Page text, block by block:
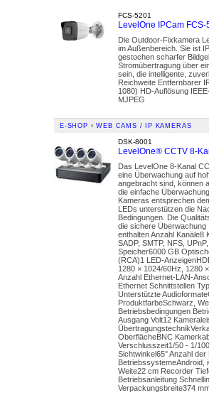
FCS-5201
LevelOne IPCam
Die Outdoor-Fixkamera
im Außenbereich. Sie ist
gestochen scharfer
Stromübertragung über
sein, die intelligente,
Reichweite Entfernbarer
1080) HD-Auflösung
MJPEG
E-SHOP › WEB CAMS / IP KAMERAS
DSK-8001
LevelOne® CCTV 8-
Das LevelOne 8-Kanal
eine Überwachung auf
angebracht sind, können
die einfache
Kameras entsprechen
LEDs unterstützen die
Bedingungen. Die
die sichere
enthalten Anzahl Kanäle8
SADP, SMTP, NFS,
Speicher6000 GB
(RCA)1 LED-
1280 × 1024/60Hz, 1280
Anzahl Ethernet-LAN-
Ethernet Schnittstellen
Unterstützte
ProduktfarbeSchwarz,
Betriebsbedingungen
Ausgang Volt12
OberflächeBNC
Verschlusszeit1/50 - 1/
Sichtwinkel65° Anzahl
BetriebssystemeAndroid,
Weite22 cm Recorder
Betriebsanleitung
Verpackungsbreite374